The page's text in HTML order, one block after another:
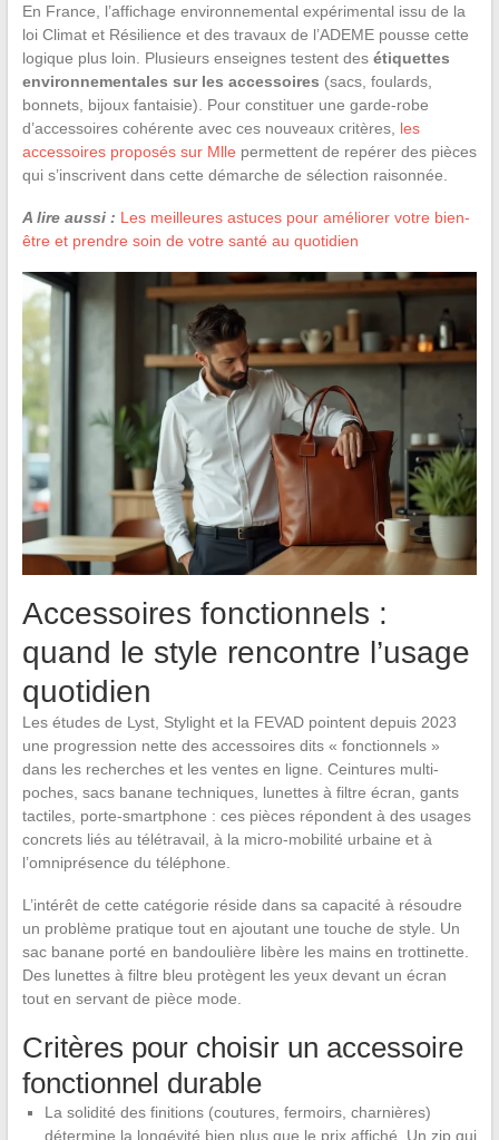
En France, l’affichage environnemental expérimental issu de la
loi Climat et Résilience et des travaux de l’ADEME pousse cette
logique plus loin. Plusieurs enseignes testent des étiquettes
environnementales sur les accessoires (sacs, foulards,
bonnets, bijoux fantaisie). Pour constituer une garde-robe
d’accessoires cohérente avec ces nouveaux critères, les
accessoires proposés sur Mlle permettent de repérer des pièces
qui s’inscrivent dans cette démarche de sélection raisonnée.
A lire aussi : Les meilleures astuces pour améliorer votre bien-
être et prendre soin de votre santé au quotidien
Accessoires fonctionnels :
quand le style rencontre l’usage
quotidien
Les études de Lyst, Stylight et la FEVAD pointent depuis 2023
une progression nette des accessoires dits « fonctionnels »
dans les recherches et les ventes en ligne. Ceintures multi-
poches, sacs banane techniques, lunettes à filtre écran, gants
tactiles, porte-smartphone : ces pièces répondent à des usages
concrets liés au télétravail, à la micro-mobilité urbaine et à
l’omniprésence du téléphone.
L’intérêt de cette catégorie réside dans sa capacité à résoudre
un problème pratique tout en ajoutant une touche de style. Un
sac banane porté en bandoulière libère les mains en trottinette.
Des lunettes à filtre bleu protègent les yeux devant un écran
tout en servant de pièce mode.
Critères pour choisir un accessoire
fonctionnel durable
La solidité des finitions (coutures, fermoirs, charnières)
détermine la longévité bien plus que le prix affiché. Un zip qui